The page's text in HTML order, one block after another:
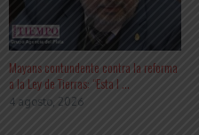
Mayans contundente contra la reforma
a la Ley de Tierras: “Esta l ...
4 agosto, 2026